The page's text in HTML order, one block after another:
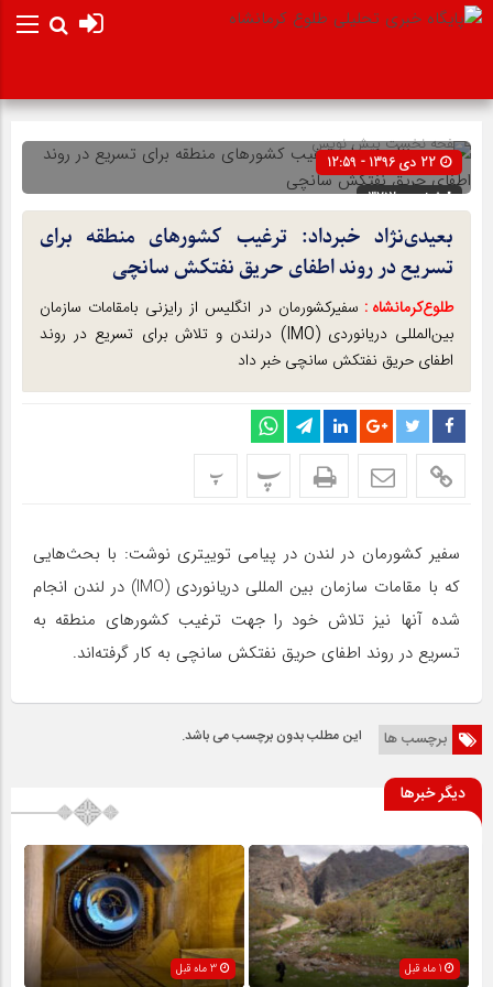
صفحه نخستپیش نویس
شناسه : 3712
بعیدی‌نژاد خبرداد: ترغیب کشورهای منطقه برای
تسریع در روند اطفای حریق نفتکش سانچی
طلوع‌‌کرمانشاه : سفیرکشورمان در انگلیس از رایزنی بامقامات سازمان
بین‌المللی دریانوردی (IMO) درلندن و تلاش برای تسریع در روند
اطفای حریق نفتکش سانچی خبر داد
پ پ
سفیر کشورمان در لندن در پیامی توییتری نوشت: با بحث‌هایی
که با مقامات سازمان بین المللی دریانوردی (IMO) در لندن انجام
شده آنها نیز تلاش خود را جهت ترغیب کشورهای منطقه به
تسریع در روند اطفای حریق نفتکش سانچی به کار گرفته‌اند.
برچسب ها این مطلب بدون برچسب می باشد.
دیگر خبرها
1 ماه قبل